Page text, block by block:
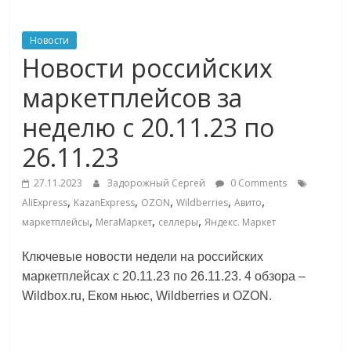
ритейле,
логистике,
технологиях,
соцсетях
Портал
об
торговле,
сервисах
для
Новости
Новости российских
маркетплейсов за
неделю с 20.11.23 по
26.11.23
27.11.2023 Задорожный Сергей
0 Comments
AliExpress, KazanExpress, OZON,Wildberries,Авито,
маркетплейсы, МегаМаркет, селлеры,Яндекс. Маркет
Ключевые новости недели на российских
маркетплейсах с 20.11.23 по 26.11.23. 4 обзора –
Wildbox.ru, Еком ньюс, Wildberries и OZON.